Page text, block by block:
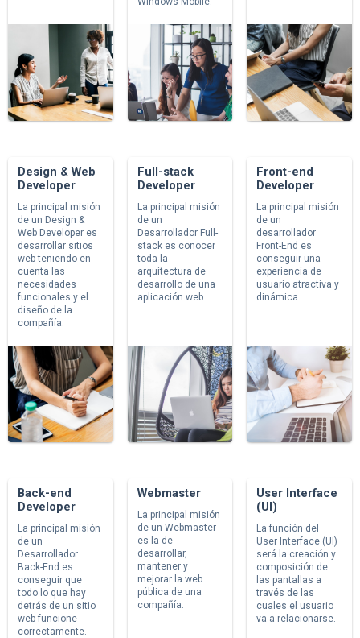
Design & Web
Developer
La principal misión
de un Design &
Web Developer es
desarrollar sitios
web teniendo en
cuenta las
necesidades
funcionales y el
diseño de la
compañía.
Full-stack
Developer
La principal misión
de un
Desarrollador Full-
stack es conocer
toda la
arquitectura de
desarrollo de una
aplicación web
Front-end
Developer
La principal misión
de un
desarrollador
Front-End es
conseguir una
experiencia de
usuario atractiva y
dinámica.
Back-end
Developer
La principal misión
de un
Desarrollador
Back-End es
conseguir que
todo lo que hay
detrás de un sitio
web funcione
correctamente.
Webmaster
La principal misión
de un Webmaster
es la de
desarrollar,
mantener y
mejorar la web
pública de una
compañía.
User Interface
(UI)
La función del
User Interface (UI)
será la creación y
composición de
las pantallas a
través de las
cuales el usuario
va a relacionarse.